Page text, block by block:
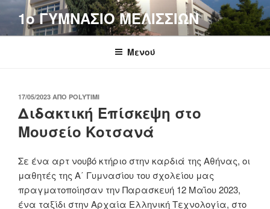
Μετάβαση
περιεχόμενο
1o ΓΥΜΝΑΣΙΟ ΜΕΛΙΣΣΙΩΝ
Μενού
ΔΗΜΟΣΙΕΎΤΗΚΕ
ΣΤΙΣ
17/05/2023 ΑΠΌ POLYTIMI
Διδακτική Επίσκεψη στο
Μουσείο Κοτσανά
Σε ένα αρτ νουβό κτήριο στην καρδιά της Αθήνας, οι
μαθητές της Α΄ Γυμνασίου του σχολείου μας
πραγματοποίησαν την Παρασκευή 12 Μαΐου 2023,
ένα ταξίδι στην Αρχαία Ελληνική Τεχνολογία, στο